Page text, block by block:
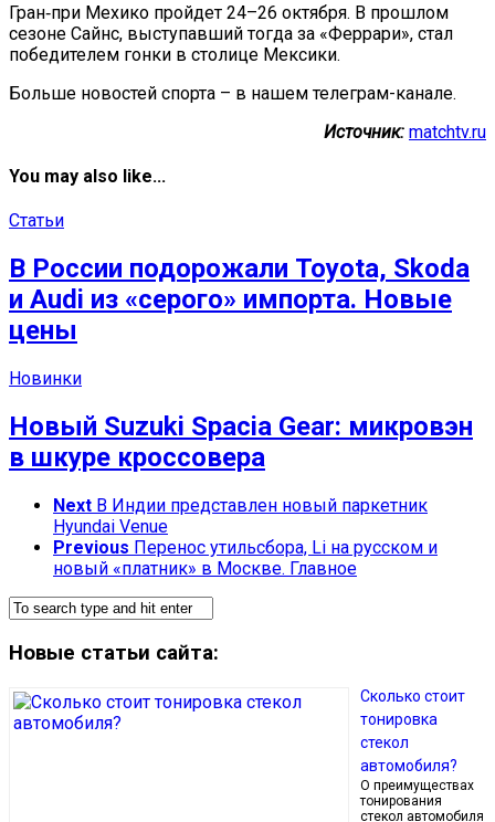
Гран‑при Мехико пройдет 24–26 октября. В прошлом
сезоне Сайнс, выступавший тогда за «Феррари», стал
победителем гонки в столице Мексики.
Больше новостей спорта – в нашем телеграм-канале.
Источник: matchtv.ru
You may also like...
Статьи
В России подорожали Toyota, Skoda
и Audi из «серого» импорта. Новые
цены
Новинки
Новый Suzuki Spacia Gear: микровэн
в шкуре кроссовера
Next В Индии представлен новый паркетник
Hyundai Venue
Previous Перенос утильсбора, Li на русском и
новый «платник» в Москве. Главное
Новые статьи сайта:
Сколько стоит
тонировка
стекол
автомобиля?
О преимуществах
тонирования
стекол автомобиля